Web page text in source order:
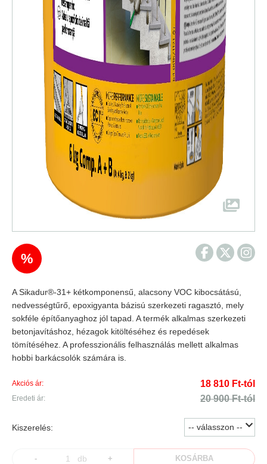
%
A Sikadur®-31+ kétkomponensű, alacsony VOC kibocsátású,
nedvességtűrő, epoxigyanta bázisú szerkezeti ragasztó, mely
sokféle építőanyaghoz jól tapad. A termék alkalmas szerkezeti
betonjavításhoz, hézagok kitöltéséhez és repedések
tömítéséhez. A professzionális felhasználás mellett alkalmas
hobbi barkácsolók számára is.
Akciós ár: 18 810 Ft-tól
Eredeti ár: 20 900 Ft-tól
Kiszerelés:
- db + KOSÁRBA